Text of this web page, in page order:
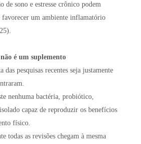
de sono e estresse crônico podem
favorecer um ambiente inflamatório
é um suplemento
das pesquisas recentes seja justamente
nenhuma bactéria, probiótico,
capaz de reproduzir os benefícios
físico.
todas as revisões chegam à mesma